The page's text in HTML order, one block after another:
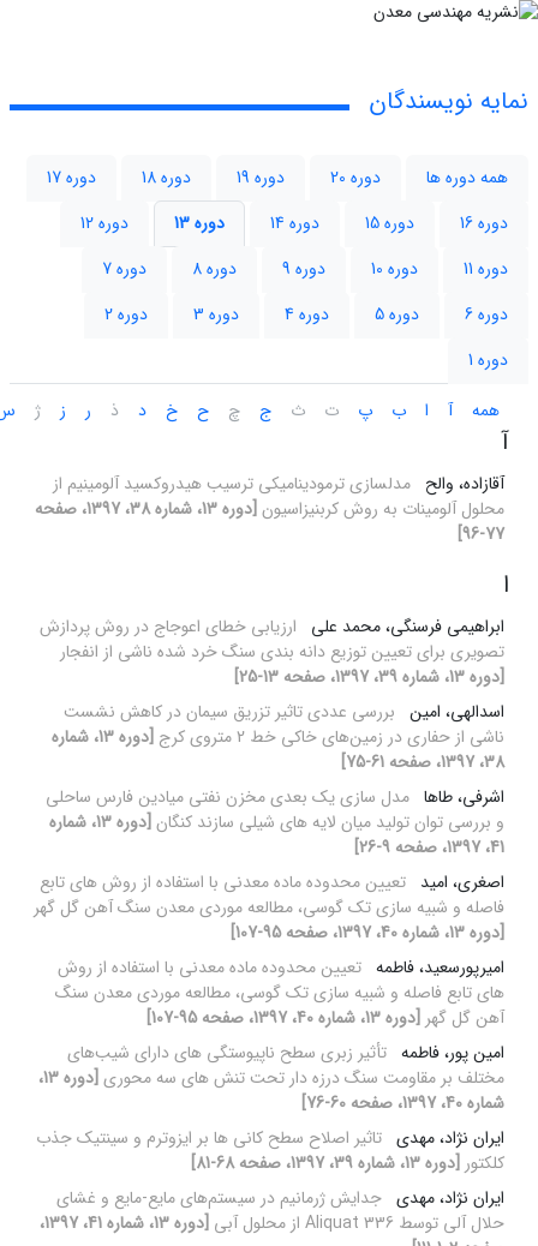
نمایه نویسندگان
همه دوره ها دوره 20 دوره 19 دوره 18
دوره 17
دوره 16
دوره 15 دوره 14 دوره 13
دوره 12
دوره 11
دوره 10 دوره 9 دوره 8
دوره 7
دوره 6
دوره 5 دوره 4 دوره 3
دوره 2
دوره 1
همه
آ ا ب پ ت ث ج چ ح خ د ذ ر ز ژ
آ
آقازاده، والح مدلسازی ترمودینامیکی ترسیب هیدروکسید آلومینیم از
محلول آلومینات به روش کربنیزاسیون
[دوره 13، شماره 38، 1397، صفحه
77-96]
ا
ابراهیمی فرسنگی، محمد علی
ارزیابی خطای اعوجاج در روش پردازش
تصویری برای تعیین توزیع دانه بندی سنگ خرد شده ناشی از انفجار
[دوره 13، شماره 39، 1397، صفحه 13-25]
اسدالهی، امین بررسی عددی تاثیر تزریق سیمان در کاهش نشست
ناشی از حفاری در زمین‌های خاکی خط 2 متروی کرج
[دوره 13، شماره
38، 1397، صفحه 61-75]
اشرفی، طاها مدل سازی یک بعدی مخزن نفتی میادین فارس ساحلی
و بررسی توان تولید میان لایه های شیلی سازند کنگان
[دوره 13، شماره
41، 1397، صفحه 9-26]
اصغری، امید تعیین محدوده ماده معدنی با استفاده از روش های تابع
فاصله و شبیه سازی تک گوسی، مطالعه موردی معدن سنگ آهن گل گهر
[دوره 13، شماره 40، 1397، صفحه 95-107]
امیرپورسعید، فاطمه تعیین محدوده ماده معدنی با استفاده از روش
های تابع فاصله و شبیه سازی تک گوسی، مطالعه موردی معدن سنگ
آهن گل گهر [دوره 13، شماره 40، 1397، صفحه 95-107]
امین پور، فاطمه تأثیر زبری سطح ناپیوستگی های دارای شیب‌های
مختلف بر مقاومت سنگ درزه دار تحت تنش های سه محوری
[دوره 13،
شماره 40، 1397، صفحه 60-76]
ایران نژاد، مهدی تاثیر اصلاح سطح کانی ها بر ایزوترم و سینتیک جذب
کلکتور [دوره 13، شماره 39، 1397، صفحه 68-81]
ایران نژاد، مهدی جدایش ژرمانیم در سیستم‌های مایع-مایع و غشای
حلال آلی توسط Aliquat 336 از محلول آبی
[دوره 13، شماره 41، 1397،